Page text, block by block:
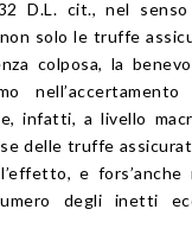
D.L. cit., nel
solo le truffe
colposa, la
infatti, a livello
delle truffe
e fors’anche
degli inetti